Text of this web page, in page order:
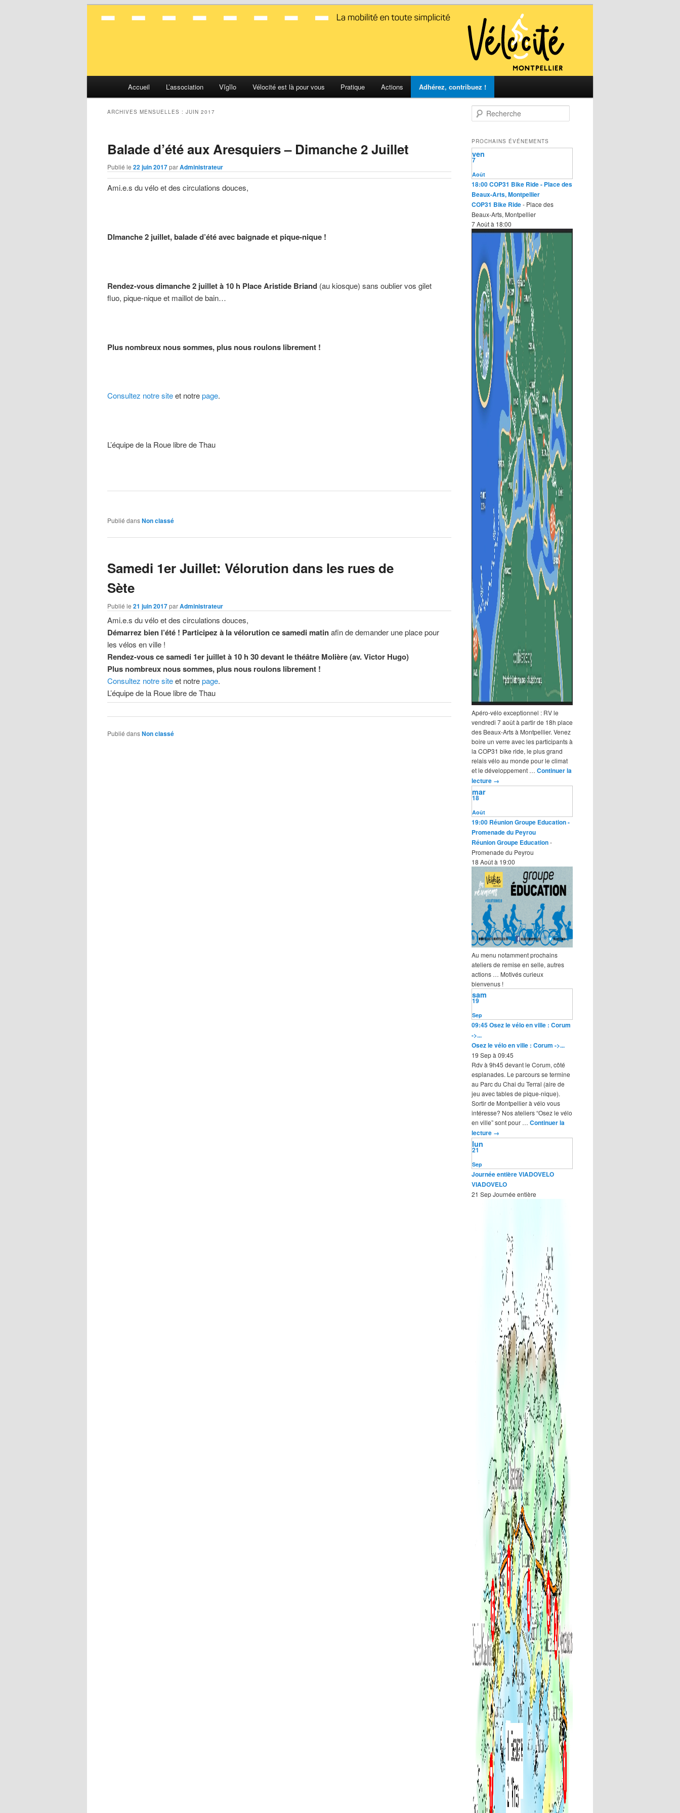
Aller
au
principal
Aller
au
secondaire
Accueil L’association Vĭgĭlo Vélocité est là pour vous Pratique Actions Adhérez, contribuez !
ARCHIVES MENSUELLES : JUIN 2017
Balade d’été aux Aresquiers – Dimanche 2 Juillet
Publié le 22 juin 2017parAdministrateur
Ami.e.s du vélo et des circulations douces,
DImanche 2 juillet, balade d’été avec baignade et pique-nique !
Rendez-vous dimanche 2 juillet à 10 h Place Aristide Briand (au kiosque) sans oublier vos gilet
fluo, pique-nique et maillot de bain…
Plus nombreux nous sommes, plus nous roulons librement !
Consultez notre siteet notrepage.
L’équipe de la Roue libre de Thau
Publié dansNon classé
Samedi 1er Juillet: Vélorution dans les rues de
Sète
Publié le 21 juin 2017parAdministrateur
Ami.e.s du vélo et des circulations douces,
Démarrez bien l’été ! Participez à la vélorution ce samedi matinafin de demander une place pour
les vélos en ville !
Rendez-vous ce samedi 1er juillet à 10 h 30 devant le théâtre Molière(av. Victor Hugo)
Plus nombreux nous sommes, plus nous roulons librement !
Consultez notre siteet notrepage.
L’équipe de la Roue libre de Thau
Publié dansNon classé
e
h
e
r
h
e
PROCHAINS ÉVÉNEMENTS
Août
7
ven
18:00COP31 Bike Ride- Place des
Beaux-Arts, Montpellier
COP31 Bike Ride- Place des
Beaux-Arts, Montpellier
7 Août à 18:00
Apéro-vélo exceptionnel : RV le
vendredi 7 août à partir de 18h place
des Beaux-Arts à Montpellier. Venez
boire un verre avec les participants à
la COP31 bike ride, le plus grand
relais vélo au monde pour le climat
et le développement … Continuer la
lecture →
Août
18
mar
19:00 Réunion Groupe Education-
Promenade du Peyrou
Réunion Groupe Education-
Promenade du Peyrou
18 Août à 19:00
Au menu notamment prochains
ateliers de remise en selle, autres
actions … Motivés curieux
bienvenus !
Sep
19
sam
09:45Osez le vélo en ville : Corum
->...
Osez le vélo en ville : Corum ->...
19 Sep à 09:45
Rdv à 9h45 devant le Corum, côté
esplanades. Le parcours se termine
au Parc du Chai du Terral (aire de
jeu avec tables de pique-nique).
Sortir de Montpellier à vélo vous
intéresse? Nos ateliers “Osez le vélo
en ville” sont pour … Continuer la
lecture →
Sep
21
lun
Journée entièreVIADOVELO
VIADOVELO
21 SepJournée entière